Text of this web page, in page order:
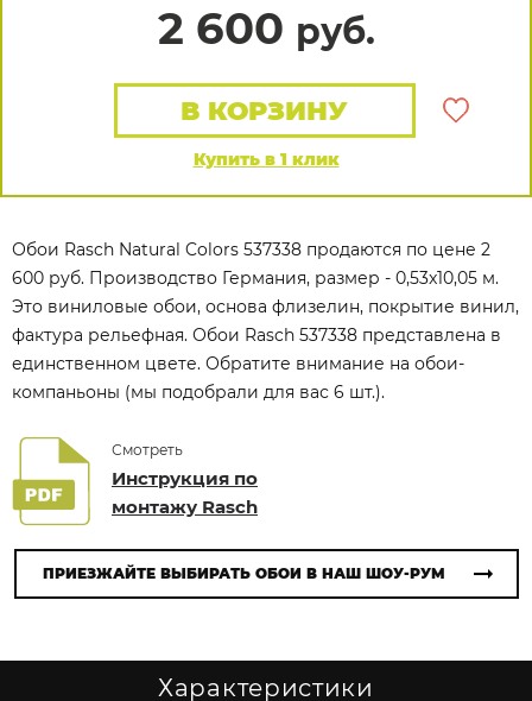
2 600 руб.
Купить в 1 клик
В КОРЗИНУ
Обои Rasch Natural Colors 537338 продаются по цене 2
600 руб. Производство Германия, размер - 0,53x10,05 м.
Это виниловые обои, основа флизелин, покрытие винил,
фактура рельефная. Обои Rasch 537338 представлена в
единственном цвете. Обратите внимание на обои-
компаньоны (мы подобрали для вас 6 шт.).
Смотреть
Инструкция по
монтажу Rasch
ПРИЕЗЖАЙТЕ ВЫБИРАТЬ ОБОИ В НАШ ШОУ-РУМ
Характеристики